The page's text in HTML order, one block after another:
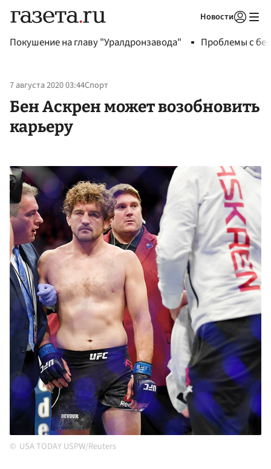
Новости
Покушение на главу "Уралдронзавода" Проблемы с
7 августа 2020 03:44Спорт
Бен Аскрен может возобновить
карьеру
USA TODAY USPW/Reuters